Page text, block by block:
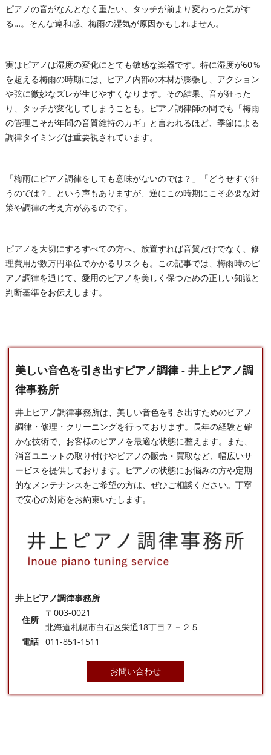
ピアノの音がなんとなく重たい。タッチが前より変わった気がす
る…。そんな違和感、梅雨の湿気が原因かもしれません。
実はピアノは湿度の変化にとても敏感な楽器です。特に湿度が60％
を超える梅雨の時期には、ピアノ内部の木材が膨張し、アクション
や弦に微妙なズレが生じやすくなります。その結果、音が狂った
り、タッチが変化してしまうことも。ピアノ調律師の間でも「梅雨
の管理こそが年間の音質維持のカギ」と言われるほど、季節による
調律タイミングは重要視されています。
「梅雨にピアノ調律をしても意味がないのでは？」「どうせすぐ狂
うのでは？」という声もありますが、逆にこの時期にこそ必要な対
策や調律の考え方があるのです。
ピアノを大切にするすべての方へ。放置すれば音質だけでなく、修
理費用が数万円単位でかかるリスクも。この記事では、梅雨時のピ
アノ調律を通じて、愛用のピアノを美しく保つための正しい知識と
判断基準をお伝えします。
美しい音色を引き出すピアノ調律 - 井上ピアノ調
律事務所
井上ピアノ調律事務所は、美しい音色を引き出すためのピアノ
調律・修理・クリーニングを行っております。長年の経験と確
かな技術で、お客様のピアノを最適な状態に整えます。また、
消音ユニットの取り付けやピアノの販売・買取など、幅広いサ
ービスを提供しております。ピアノの状態にお悩みの方や定期
的なメンテナンスをご希望の方は、ぜひご相談ください。丁寧
で安心の対応をお約束いたします。
井上ピアノ調律事務所
住所
〒003-0021
北海道札幌市白石区栄通18丁目７－２５
電話 011-851-1511
お問い合わせ